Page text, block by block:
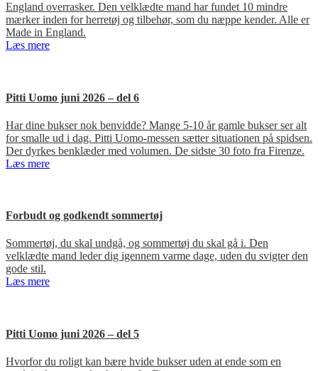
England overrasker. Den velklædte mand har fundet 10 mindre
mærker inden for herretøj og tilbehør, som du næppe kender. Alle er
Made in England.
Læs mere
Pitti Uomo juni 2026 – del 6
Har dine bukser nok benvidde? Mange 5-10 år gamle bukser ser alt
for smalle ud i dag. Pitti Uomo-messen sætter situationen på spidsen.
Der dyrkes benklæder med volumen. De sidste 30 foto fra Firenze.
Læs mere
Forbudt og godkendt sommertøj
Sommertøj, du skal undgå, og sommertøj du skal gå i. Den
velklædte mand leder dig igennem varme dage, uden du svigter den
gode stil.
Læs mere
Pitti Uomo juni 2026 – del 5
Hvorfor du roligt kan bære hvide bukser uden at ende som en